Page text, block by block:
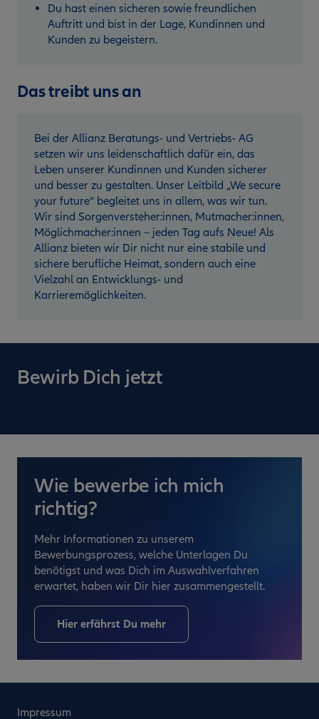
Du hast einen sicheren sowie freundlichen
Auftritt und bist in der Lage, Kundinnen und
Kunden zu begeistern.
Das treibt uns an
Bei der Allianz Beratungs- und Vertriebs- AG
setzen wir uns leidenschaftlich dafür ein, das
Leben unserer Kundinnen und Kunden sicherer
und besser zu gestalten. Unser Leitbild „We secure
your future“ begleitet uns in allem, was wir tun.
Wir sind Sorgenversteher:innen, Mutmacher:innen,
Möglichmacher:innen – jeden Tag aufs Neue! Als
Allianz bieten wir Dir nicht nur eine stabile und
sichere berufliche Heimat, sondern auch eine
Vielzahl an Entwicklungs- und
Karrieremöglichkeiten.
Bewirb Dich jetzt
Wie bewerbe ich mich
richtig?
Mehr Informationen zu unserem
Bewerbungsprozess, welche Unterlagen Du
benötigst und was Dich im Auswahlverfahren
erwartet, haben wir Dir hier zusammengestellt.
Hier erfährst Du mehr
Impressum